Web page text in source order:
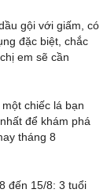
gội với giấm, có
đặc biệt, chắc
em sẽ cần
chiếc lá bạn
để khám phá
tháng 8
đến 15/8: 3 tuổi